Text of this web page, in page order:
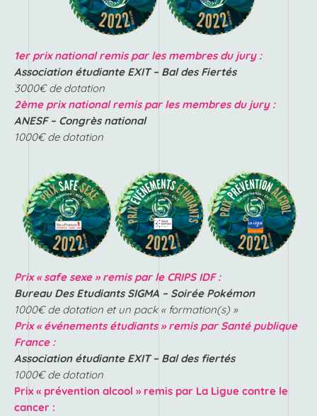
1er prix national remis par les membres du jury :
Association étudiante EXIT – Bal des Fiertés
3000€ de dotation
2ème prix nationalremis par les membres du jury:
ANESF – Congrès national
1000€ de dotation
Prix « safe sexe » remis par le CRIPS IDF :
Bureau Des Etudiants SIGMA – Soirée Pokémon
1000€ de dotation et un pack « formation(s) »
Prix « événements étudiants » remis par Santé publique
France :
Association étudiante EXIT – Bal des fiertés
1000€ de dotation
Prix « prévention alcool » remis par La Ligue contre le
cancer :